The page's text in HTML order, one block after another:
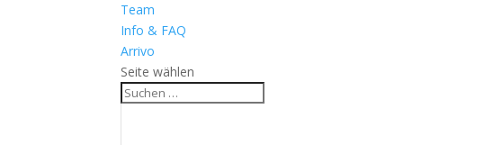
Team
Info & FAQ
Arrivo
Seite wählen